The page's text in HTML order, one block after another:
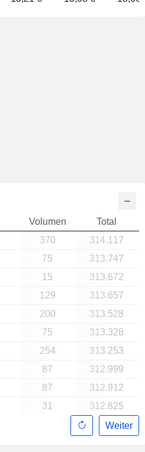
Volumen
Total
370
314.117
75
313.747
15
313.672
129
313.657
200
313.528
75
313.328
254
313.253
87
312.999
87
312.912
31
312.825
Weiter